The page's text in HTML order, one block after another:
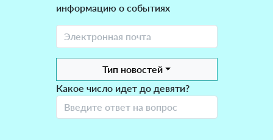
информацию о событиях
Тип новостей
Какое число идет до девяти?